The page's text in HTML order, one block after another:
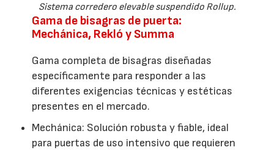
Sistema corredero elevable suspendido Rollup.
Gama de bisagras de puerta:
Mechánica, Rekló y Summa
Gama completa de bisagras diseñadas
específicamente para responder a las
diferentes exigencias técnicas y estéticas
presentes en el mercado.
Mechánica: Solución robusta y fiable, ideal
para puertas de uso intensivo que requieren